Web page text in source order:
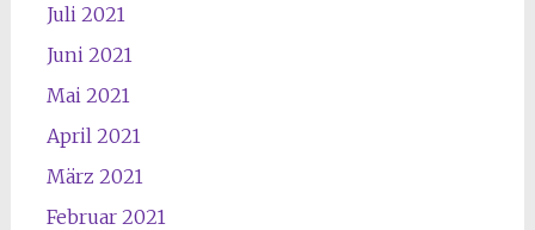
Juli 2021
Juni 2021
Mai 2021
April 2021
März 2021
Februar 2021